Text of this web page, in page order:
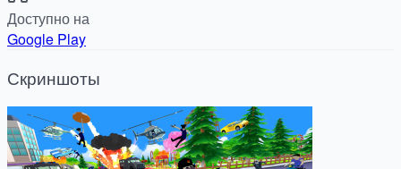
Доступно на
Google Play
Скриншоты